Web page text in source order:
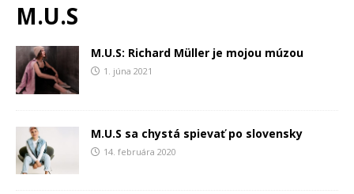
M.U.S
M.U.S: Richard Müller je mojou múzou
1. júna 2021
M.U.S sa chystá spievať po slovensky
14. februára 2020